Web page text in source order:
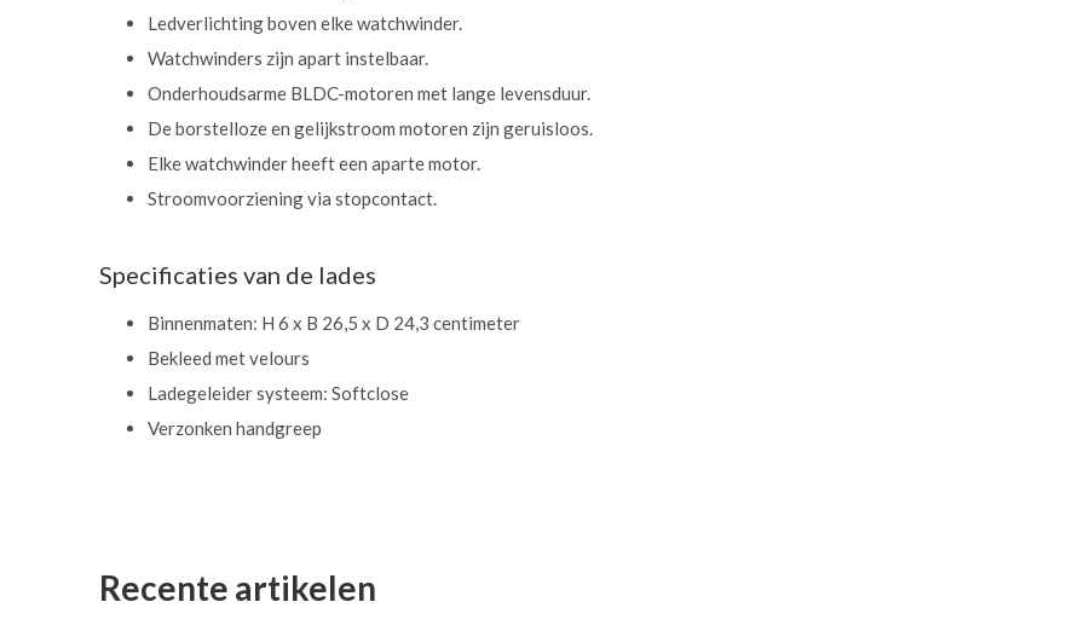
Ledverlichting boven elke watchwinder.
Watchwinders zijn apart instelbaar.
Onderhoudsarme BLDC-motoren met lange levensduur.
De borstelloze en gelijkstroom motoren zijn geruisloos.
Elke watchwinder heeft een aparte motor.
Stroomvoorziening via stopcontact.
Specificaties van de lades
Binnenmaten: H 6 x B 26,5 x D 24,3 centimeter
Bekleed met velours
Ladegeleider systeem: Softclose
Verzonken handgreep
Recente artikelen